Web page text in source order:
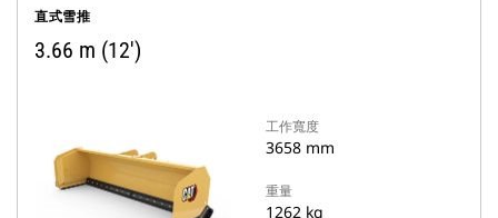
直式雪推
3.66 m (12')
工作寬度
3658 mm
重量
1262 kg